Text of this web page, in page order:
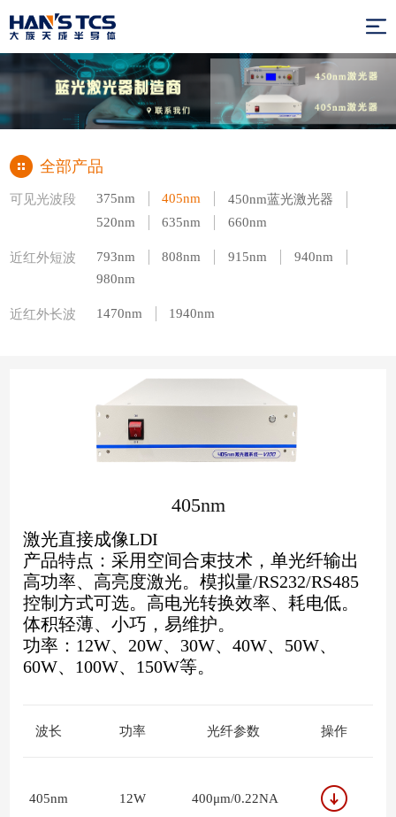
全部产品
可见光波段 375nm 405nm
450nm蓝光激光器
520nm
635nm 660nm
近红外短波 793nm 808nm 915nm
940nm
980nm
近红外长波 1470nm 1940nm
405nm
激光直接成像LDI
产品特点：采用空间合束技术，单光纤输出
高功率、高亮度激光。模拟量/RS232/RS485
控制方式可选。高电光转换效率、耗电低。
体积轻薄、小巧，易维护。
功率： 12W、20W、30W、40W、50W、
60W、100W、150W等。
波长 功率 光纤参数 操作
405nm 12W 400μm/0.22NA